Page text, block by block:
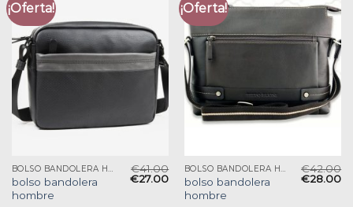
¡Oferta!
bolso bandolera
hombre
€41.00
€27.00
¡Oferta!
bolso bandolera
hombre
€42.00
€28.00